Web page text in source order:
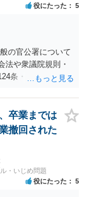
役にたった 5
の官公署について
法や衆議院規則・
条・125条が定め
卒業までは
撤回された
・いじめ問題
役にたった 5